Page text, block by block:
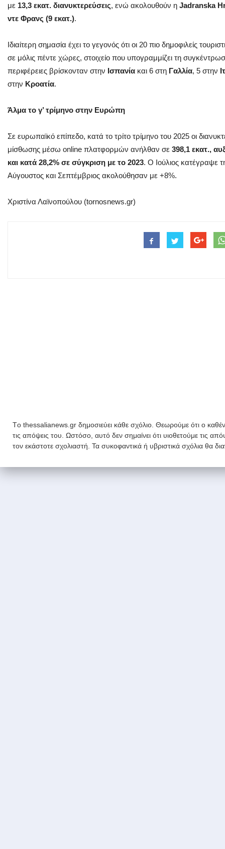
με 13,3 εκατ. διανυκτερεύσεις, ενώ ακολουθούν η Jadranska
ντε Φρανς (9 εκατ.).
Ιδιαίτερη σημασία έχει το γεγονός ότι οι 20 πιο δημοφιλείς
σε μόλις πέντε χώρες, στοιχείο που υπογραμμίζει τη
περιφέρειες βρίσκονταν στην Ισπανία και 6 στη Γαλλία, 5 στην
στην Κροατία.
Άλμα το γ’ τρίμηνο στην Ευρώπη
Σε ευρωπαϊκό επίπεδο, κατά το τρίτο τρίμηνο του 2025 οι
μίσθωσης μέσω online πλατφορμών ανήλθαν σε 398,1 εκατ.,
και κατά 28,2% σε σύγκριση με το 2023. Ο Ιούλιος κατέγραψε
Αύγουστος και Σεπτέμβριος ακολούθησαν με +8%.
Χριστίνα Λαϊνοπούλου (tornosnews.gr)
Tο thessalianews.gr δημοσιεύει κάθε σχόλιο. Θεωρούμε ότι ο
τις απόψεις του. Ωστόσο, αυτό δεν σημαίνει ότι υιοθετούμε τις
τον εκάστοτε σχολιαστή. Τα συκοφαντικά ή υβριστικά σχόλια θα